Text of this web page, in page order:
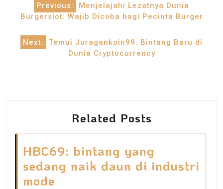
navigation
Previous:
Menjelajahi Lezatnya Dunia
Burgerslot: Wajib Dicoba bagi Pecinta Burger
Next:
Temui Juragankoin99: Bintang Baru di
Dunia Cryptocurrency
Related Posts
HBC69: bintang yang
sedang naik daun di industri
mode